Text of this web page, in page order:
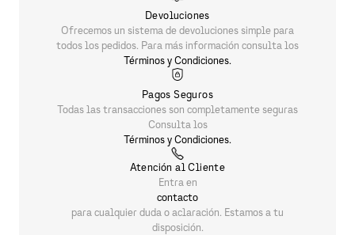
Devoluciones
Ofrecemos un sistema de devoluciones simple para
todos los pedidos. Para más información consulta los
Términos y Condiciones.
Pagos Seguros
Todas las transacciones son completamente seguras
Consulta los
Términos y Condiciones.
Atención al Cliente
Entra en
contacto
para cualquier duda o aclaración. Estamos a tu
disposición.